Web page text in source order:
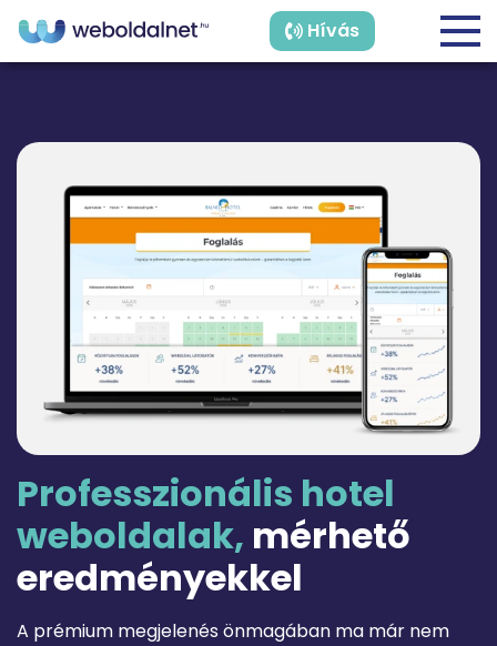
Hívás
Professzionális hotel
weboldalak, mérhető
eredményekkel
A prémium megjelenés önmagában ma már nem